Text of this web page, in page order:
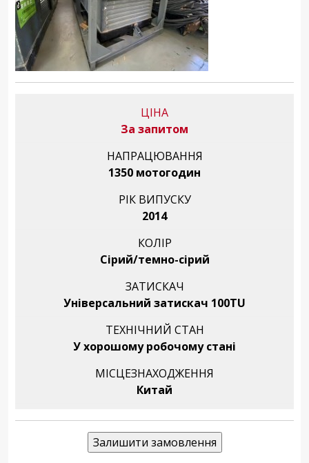
ЦІНА
За запитом
НАПРАЦЮВАННЯ
1350 мотогодин
РІК ВИПУСКУ
2014
КОЛІР
Сірий/темно-сірий
ЗАТИСКАЧ
Універсальний затискач 100TU
ТЕХНІЧНИЙ СТАН
У хорошому робочому стані
МІСЦЕЗНАХОДЖЕННЯ
Китай